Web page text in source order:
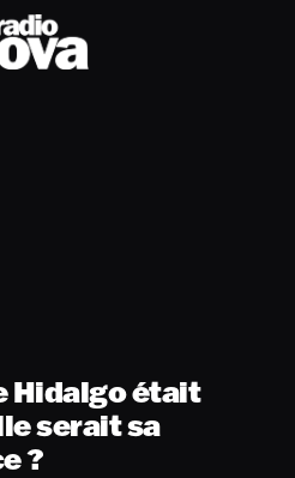
Hidalgo était
serait sa
?